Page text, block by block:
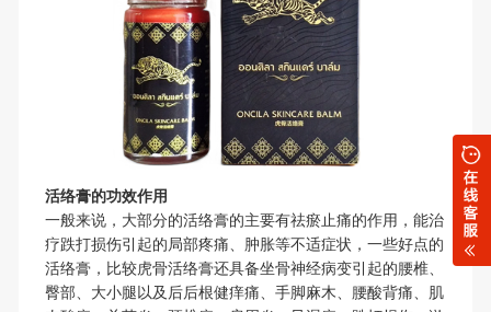
活络膏的功效作用
一般来说，大部分的活络膏的主要有祛瘀止痛的作用，能治
疗跌打损伤引起的局部疼痛、肿胀等不适症状，一些好点的
活络膏，比较虎骨活络膏还具备坐骨神经病变引起的腰椎、
臀部、大小腿以及后后根健痒痛、手脚麻木、腰酸背痛、肌